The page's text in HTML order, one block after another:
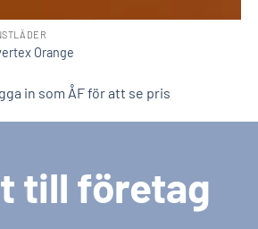
Orange
in som ÅF för att se pris
till företag